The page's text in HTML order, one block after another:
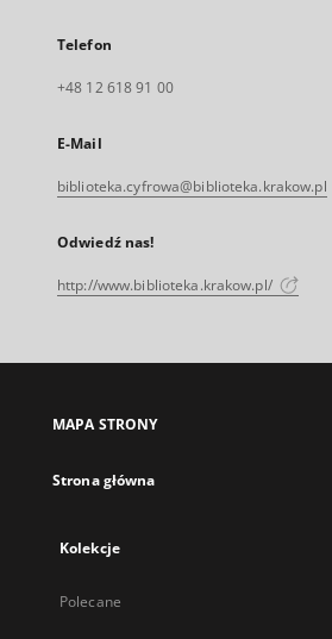
Telefon
+48 12 618 91 00
E-Mail
biblioteka.cyfrowa@biblioteka.krakow.pl
Odwiedź nas!
http://www.biblioteka.krakow.pl/
MAPA STRONY
Strona główna
Kolekcje
Polecane